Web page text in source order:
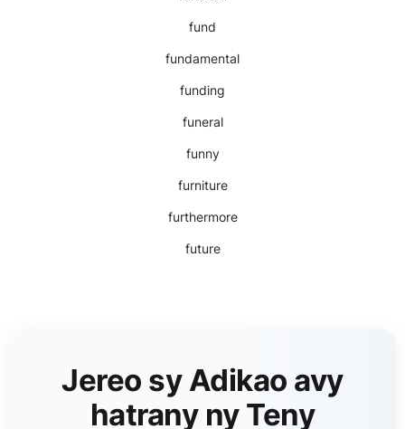
fund
fundamental
funding
funeral
funny
furniture
furthermore
future
Jereo sy Adikao avy
hatrany ny Teny